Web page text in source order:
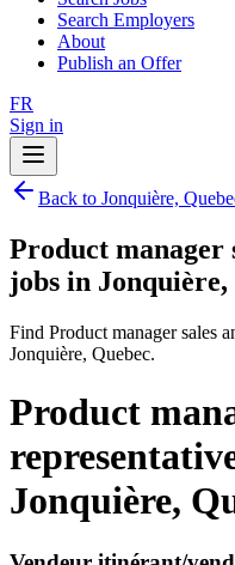
Search Employers
About
Publish an Offer
FR
Sign in
Back to Jonquière,
Product manager
jobs in Jonquière,
Find Product manager sales
Jonquière, Quebec.
Product
Jonquière,